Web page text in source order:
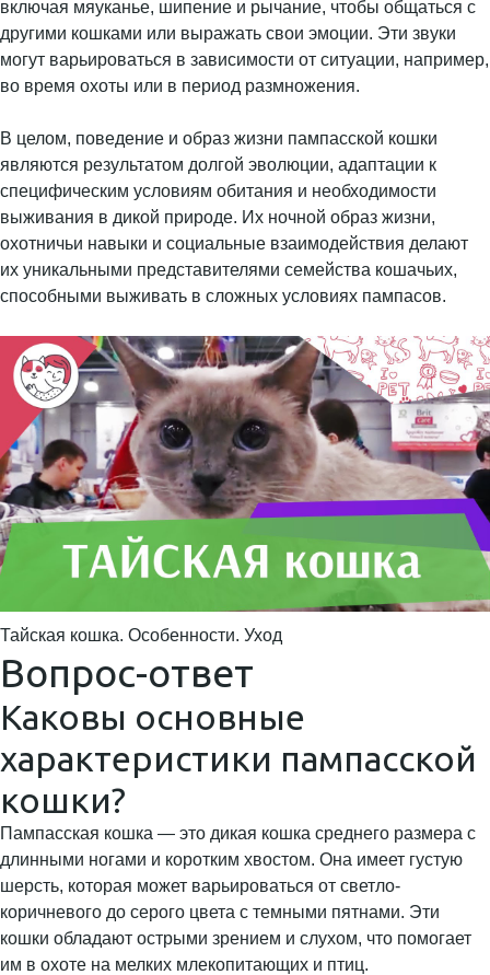
включая мяуканье, шипение и рычание, чтобы общаться с
другими кошками или выражать свои эмоции. Эти звуки
могут варьироваться в зависимости от ситуации, например,
во время охоты или в период размножения.
В целом, поведение и образ жизни пампасской кошки
являются результатом долгой эволюции, адаптации к
специфическим условиям обитания и необходимости
выживания в дикой природе. Их ночной образ жизни,
охотничьи навыки и социальные взаимодействия делают
их уникальными представителями семейства кошачьих,
способными выживать в сложных условиях пампасов.
Тайская кошка. Особенности. Уход
Вопрос-ответ
Каковы основные
характеристики пампасской
кошки?
Пампасская кошка — это дикая кошка среднего размера с
длинными ногами и коротким хвостом. Она имеет густую
шерсть, которая может варьироваться от светло-
коричневого до серого цвета с темными пятнами. Эти
кошки обладают острыми зрением и слухом, что помогает
им в охоте на мелких млекопитающих и птиц.